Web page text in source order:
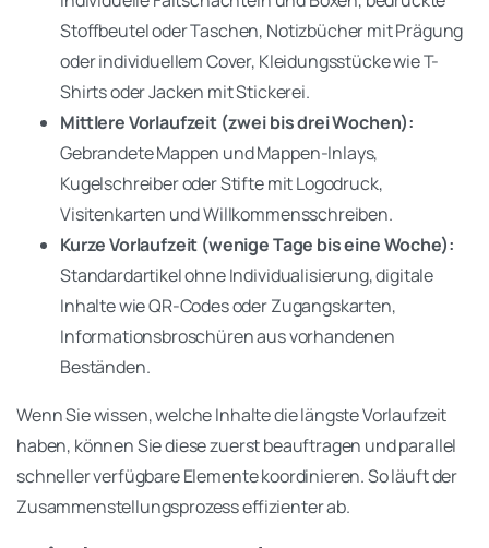
Stoffbeutel oder Taschen, Notizbücher mit Prägung
oder individuellem Cover, Kleidungsstücke wie T-
Shirts oder Jacken mit Stickerei.
Mittlere Vorlaufzeit (zwei bis drei Wochen):
Gebrandete Mappen und Mappen-Inlays,
Kugelschreiber oder Stifte mit Logodruck,
Visitenkarten und Willkommensschreiben.
Kurze Vorlaufzeit (wenige Tage bis eine Woche):
Standardartikel ohne Individualisierung, digitale
Inhalte wie QR-Codes oder Zugangskarten,
Informationsbroschüren aus vorhandenen
Beständen.
Wenn Sie wissen, welche Inhalte die längste Vorlaufzeit
haben, können Sie diese zuerst beauftragen und parallel
schneller verfügbare Elemente koordinieren. So läuft der
Zusammenstellungsprozess effizienter ab.